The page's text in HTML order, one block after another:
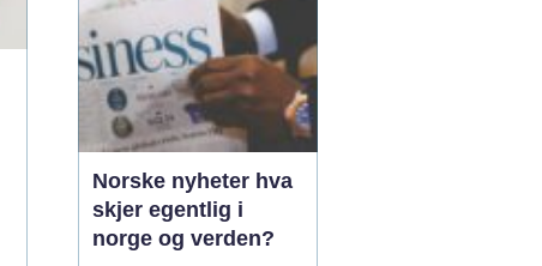
Norske nyheter hva
skjer egentlig i
norge og verden?